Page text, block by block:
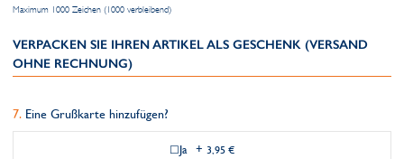
Maximum 1000 Zeichen (1000 verbleibend)
VERPACKEN SIE IHREN ARTIKEL ALS GESCHENK (VERSAND
OHNE RECHNUNG)
Eine Grußkarte hinzufügen?
Ja + 3,95 €